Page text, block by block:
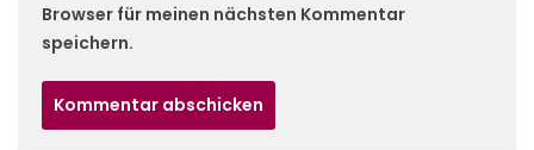
Browser für meinen nächsten Kommentar
speichern.